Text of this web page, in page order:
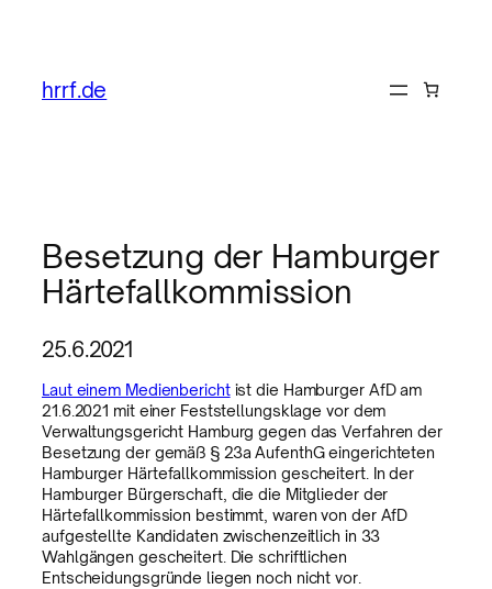
hrrf.de
Besetzung der Hamburger
Härtefallkommission
25.6.2021
Laut einem Medienberichtist die Hamburger AfD am
21.6.2021 mit einer Feststellungsklage vor dem
Verwaltungsgericht Hamburg gegen das Verfahren der
Besetzung der gemäß § 23a AufenthG eingerichteten
Hamburger Härtefallkommission gescheitert. In der
Hamburger Bürgerschaft, die die Mitglieder der
Härtefallkommission bestimmt, waren von der AfD
aufgestellte Kandidaten zwischenzeitlich in 33
Wahlgängen gescheitert. Die schriftlichen
Entscheidungsgründe liegen noch nicht vor.